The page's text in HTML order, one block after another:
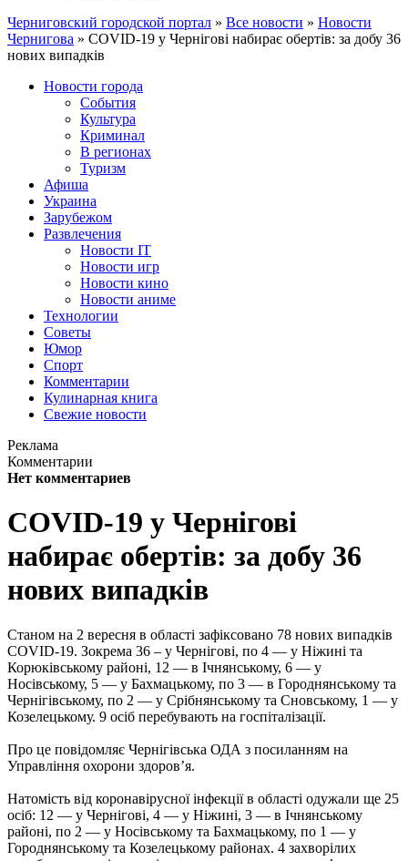
Черниговский городской портал » Все новости » Новости
Чернигова » COVID-19 у Чернігові набирає обертів: за добу 36
нових випадків
Новости города
События
Культура
Криминал
В регионах
Туризм
Афиша
Украина
Зарубежом
Развлечения
Новости IT
Новости игр
Новости кино
Новости аниме
Технологии
Советы
Юмор
Спорт
Комментарии
Кулинарная книга
Свежие новости
Реклама
Комментарии
Нет комментариев
COVID-19 у Чернігові
набирає обертів: за добу 36
нових випадків
Станом на 2 вересня в області зафіксовано 78 нових випадків
COVID-19. Зокрема 36 – у Чернігові, по 4 — у Ніжині та
Корюківському районі, 12 — в Ічнянському, 6 — у
Носівському, 5 — у Бахмацькому, по 3 — в Городнянському та
Чернігівському, по 2 — у Срібнянському та Сновському, 1 — у
Козелецькому. 9 осіб перебувають на госпіталізації.
Про це повідомляє Чернігівська ОДА з посиланням на
Управління охорони здоров’я.
Натомість від коронавірусної інфекції в області одужали ще 25
осіб: 12 — у Чернігові, 4 — у Ніжині, 3 — в Ічнянському
районі, по 2 — у Носівському та Бахмацькому, по 1 — у
Городнянському та Козелецькому районах. 4 захворілих